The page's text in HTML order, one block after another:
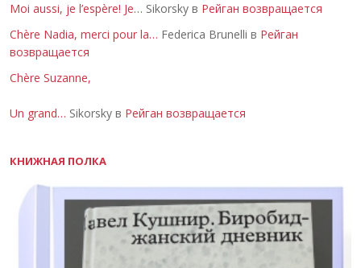
Moi aussi, je l’espère! Je… Sikorsky в Рейган возвращается
Chère Nadia, merci pour la… Federica Brunelli в Рейган
возвращается
Chère Suzanne,
Un grand… Sikorsky в Рейган возвращается
КНИЖНАЯ ПОЛКА